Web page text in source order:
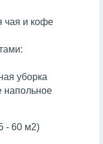
чая и кофе
уборка
напольное
- 60 м2)